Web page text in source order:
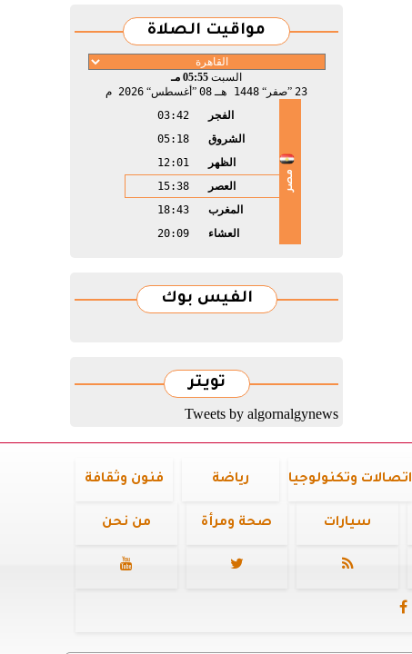
مواقيت الصلاة
السبت 05:55 مـ
23 صفر 1448 هـ 08 أغسطس 2026 م
مصر
الفجر
03:42
الشروق
05:18
الظهر
12:01
العصر
15:38
المغرب
18:43
العشاء
20:09
الفيس بوك
تويتر
Tweets by algornalgynews
اتصالات وتكنولوجيا رياضة فنون وثقافة
سيارات صحة ومرأة من نحن



